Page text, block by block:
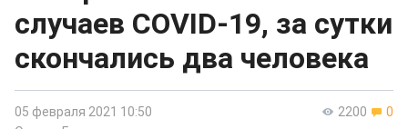
случаев COVID-19, за сутки
скончались два человека
2200 0
05 февраля 2021 10:50